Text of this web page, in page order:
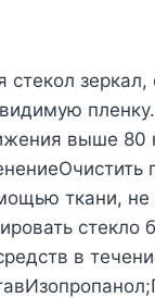
выше
ткани,
в